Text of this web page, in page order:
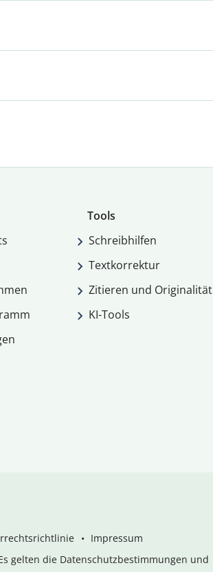
Tools
Schreibhilfen
Textkorrektur
Zitieren und Originalität
KI-Tools
Impressum
gelten die Datenschutzbestimmungen und